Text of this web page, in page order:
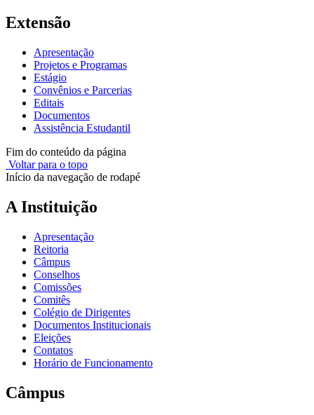
Extensão
Apresentação
Projetos e Programas
Estágio
Convênios e Parcerias
Editais
Documentos
Assistência Estudantil
Fim do conteúdo da página
Voltar para o topo
Início da navegação de rodapé
A Instituição
Apresentação
Reitoria
Câmpus
Conselhos
Comissões
Comitês
Colégio de Dirigentes
Documentos Institucionais
Eleições
Contatos
Horário de Funcionamento
Câmpus